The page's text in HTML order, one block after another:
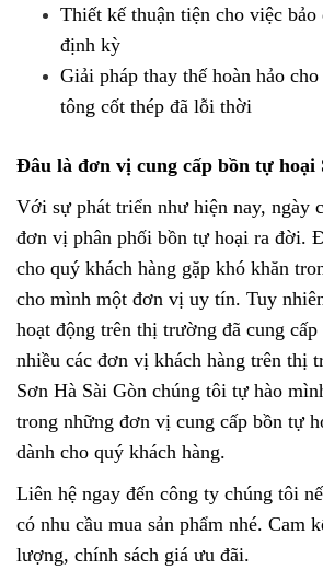
Thiết kế thuận tiện cho việc bảo
định kỳ
Giải pháp thay thế hoàn hảo cho
tông cốt thép đã lỗi thời
Đâu là đơn vị cung cấp bồn tự hoại
Với sự phát triển như hiện nay, ngày
đơn vị phân phối bồn tự hoại ra đời.
cho quý khách hàng gặp khó khăn
cho mình một đơn vị uy tín. Tuy
hoạt động trên thị trường đã cung cấp
nhiều các đơn vị khách hàng trên thị
Sơn Hà Sài Gòn chúng tôi tự hào
trong những đơn vị cung cấp bồn tự
dành cho quý khách hàng.
Liên hệ ngay đến công ty chúng tôi
có nhu cầu mua sản phẩm nhé. Cam
lượng, chính sách giá ưu đãi.